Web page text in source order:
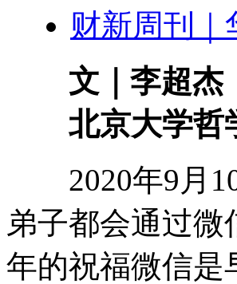
财新周刊｜
文｜李超杰
北京大学哲学
2020年9月10
弟子都会通过
年的祝福微信是